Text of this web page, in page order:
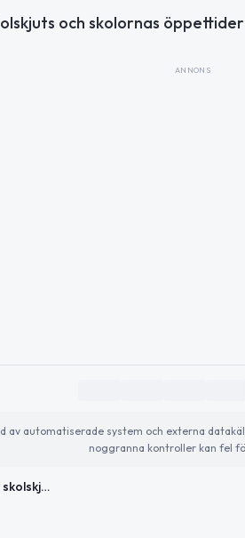
och skolornas
ANNONS
av automatiserade system och externa
noggranna kontroller kan fel
Snöoväder påverkar skolskjuts och skolornas verksamhet i Simrishamn